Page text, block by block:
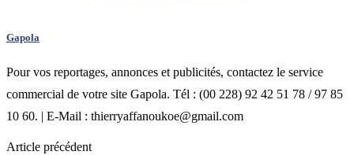
Gapola
Pour vos reportages, annonces et publicités, contactez le service
commercial de votre site Gapola. Tél : (00 228) 92 42 51 78 / 97 85
10 60. | E-Mail : thierryaffanoukoe@gmail.com
Article précédent